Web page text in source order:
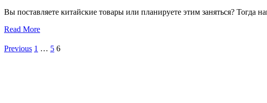
Вы поставляете китайские товары или планируете этим заняться? Тогда
Read More
Previous 1 … 5 6